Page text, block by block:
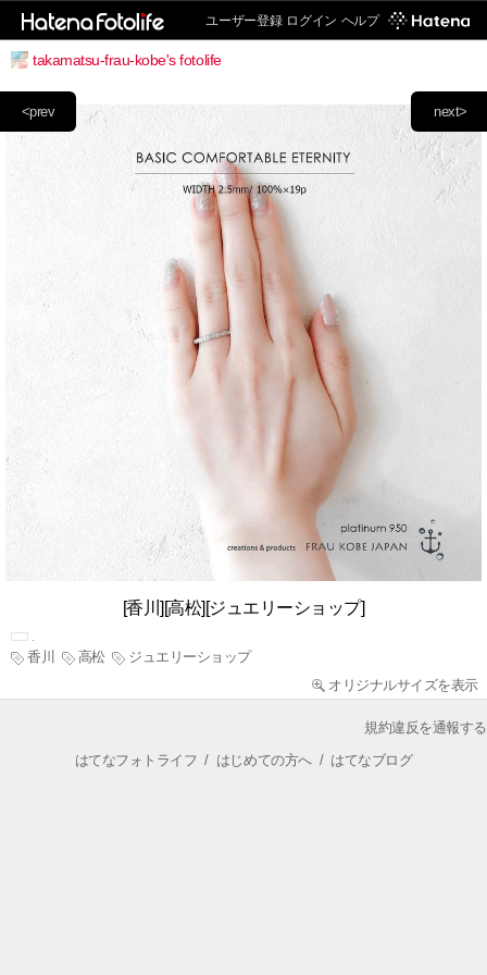
ユーザー登録 ログイン ヘルプ
takamatsu-frau-kobe's fotolife
next>
<prev
[香川][高松][ジュエリーショップ]
香川 高松
ジュエリーショップ
オリジナルサイズを表示
規約違反を通報する
はてなフォトライフ / はじめての方へ/ はてなブログ